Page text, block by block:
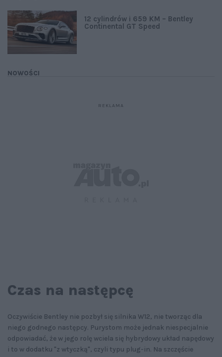
NOWOŚCI
12 cylindrów i 659 KM – Bentley
Continental GT Speed
Czas na następcę
Oczywiście Bentley nie pozbył się silnika W12, nie tworząc dla
niego godnego następcy. Purystom może jednak niespecjalnie
odpowiadać, że w jego rolę wciela się hybrydowy układ napędowy
i to w dodatku "z wtyczką", czyli typu plug-in. Na szczęście